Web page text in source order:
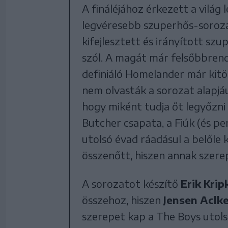
A fináléjához érkezett a világ
legvéresebb szuperhős-
kifejlesztett és irányított
szól. A magát már
definiáló Homelander már
nem olvasták a sorozat
hogy miként tudja őt
Butcher csapata, a Fiúk (és
utolsó évad ráadásul a
összenőtt, hiszen annak
A sorozatot készítő Erik
összehoz, hiszen Jensen
szerepet kap a The Boys